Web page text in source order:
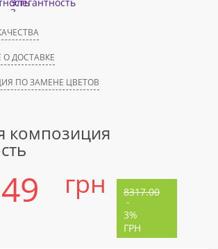
О ДОСТАВКЕ
ПО ЗАМЕНЕ ЦВЕТОВ
композиция
грн 8317.00
-
3%
ГРН